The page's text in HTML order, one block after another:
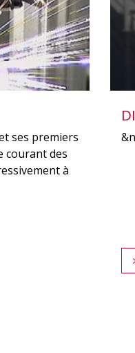
ses premiers
courant des
à